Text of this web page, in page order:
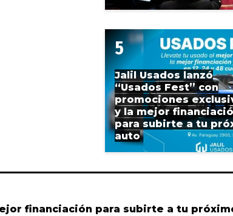
financiación para subirte a tu
Jalil Usados lanzó
“Usados Fest” con
promociones
y la mejor
para subirte a tu
auto